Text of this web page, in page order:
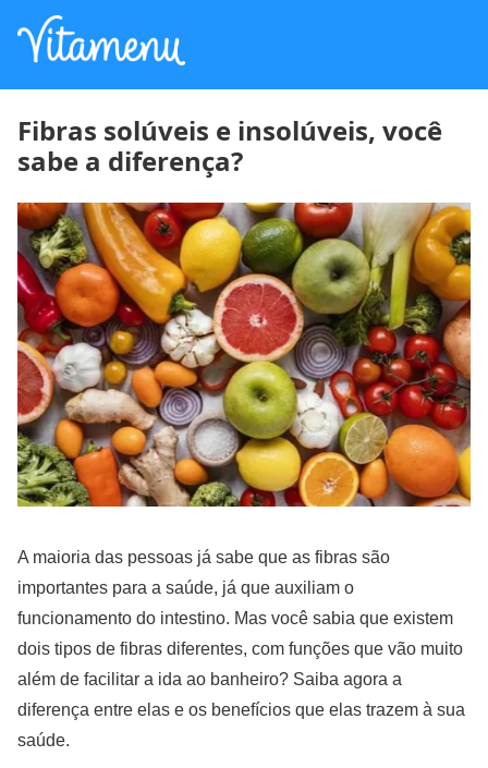
Fibras solúveis e insolúveis, você
sabe a diferença?
A maioria das pessoas já sabe que as fibras são
importantes para a saúde, já que auxiliam o
funcionamento do intestino. Mas você sabia que existem
dois tipos de fibras diferentes, com funções que vão muito
além de facilitar a ida ao banheiro? Saiba agora a
diferença entre elas e os benefícios que elas trazem à sua
saúde.